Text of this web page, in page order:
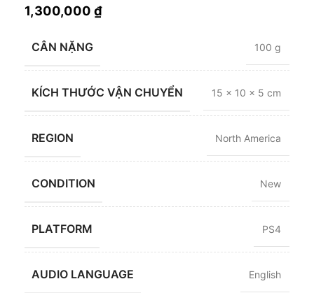
1,300,000 ₫
CÂN NẶNG 100 g
KÍCH THƯỚC VẬN CHUYỂN 15 × 10 × 5 cm
REGION North America
CONDITION New
PLATFORM PS4
AUDIO LANGUAGE English